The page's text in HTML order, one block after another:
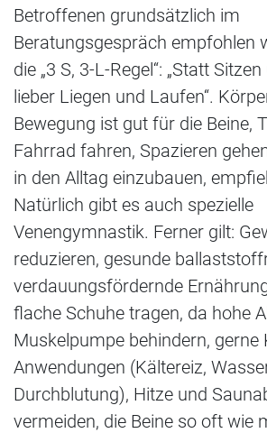
Betroffenen grundsätzlich im
Beratungsgespräch empfohlen
die „3 S, 3-L-Regel“: „Statt
lieber Liegen und Laufen“.
Bewegung ist gut für die Beine,
Fahrrad fahren, Spazieren
in den Alltag einzubauen,
Natürlich gibt es auch spezielle
Venengymnastik. Ferner gilt:
reduzieren, gesunde
verdauungsfördernde
flache Schuhe tragen, da hohe
Muskelpumpe behindern, gerne
Anwendungen (Kältereiz,
Durchblutung), Hitze und
vermeiden, die Beine so oft wie